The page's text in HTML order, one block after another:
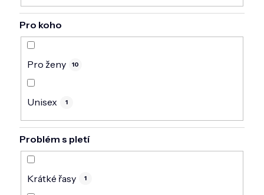
Pro koho
Pro ženy 10
Unisex 1
Problém s pletí
Krátké řasy 1